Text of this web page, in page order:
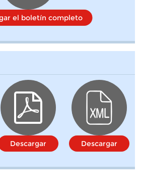
el boletín completo
Descargar Descargar